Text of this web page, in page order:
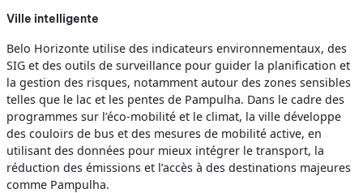
Ville intelligente
Belo Horizonte utilise des indicateurs environnementaux, des
SIG et des outils de surveillance pour guider la planification et
la gestion des risques, notamment autour des zones sensibles
telles que le lac et les pentes de Pampulha. Dans le cadre des
programmes sur l’éco-mobilité et le climat, la ville développe
des couloirs de bus et des mesures de mobilité active, en
utilisant des données pour mieux intégrer le transport, la
réduction des émissions et l’accès à des destinations majeures
comme Pampulha.